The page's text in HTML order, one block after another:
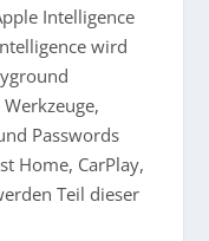
Intelligence
wird
Passwords
Home, CarPlay,
Teil dieser